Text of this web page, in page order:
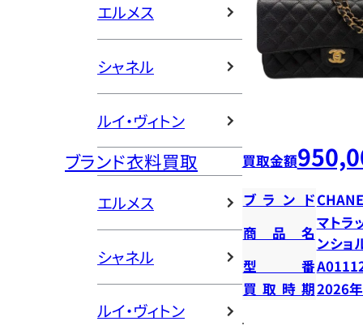
エルメス
シャネル
ルイ・ヴィトン
ブランド衣料買取
エルメス
シャネル
ルイ・ヴィトン
買取金額
ブランド
商品名
マトラ
ンショ
型番
買取時期2026